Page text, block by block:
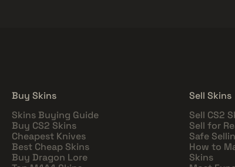
Buy Skins
Skins Buying Guide
Buy CS2 Skins
Cheapest Knives
Best Cheap Skins
Buy Dragon Lore
Sell Skins
Sell CS2
Sell for
Safe
How to
Skins